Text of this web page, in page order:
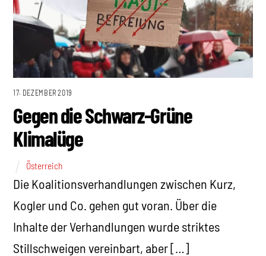
17. DEZEMBER 2019
Gegen die Schwarz-Grüne
Klimalüge
Österreich
Die Koalitionsverhandlungen zwischen Kurz,
Kogler und Co. gehen gut voran. Über die
Inhalte der Verhandlungen wurde striktes
Stillschweigen vereinbart, aber […]